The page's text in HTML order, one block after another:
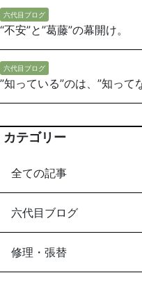
六代目ブログ
“不安”と”葛藤”の幕開け。
六代目ブログ
”知っている”のは、”知って
カテゴリー
全ての記事
六代目ブログ
修理・張替